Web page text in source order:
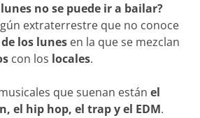
no se puede ir a bailar?
extraterrestre que no conoce
los lunes en la que se mezclan
con los locales.
que suenan están el
el hip hop, el trap y el EDM.